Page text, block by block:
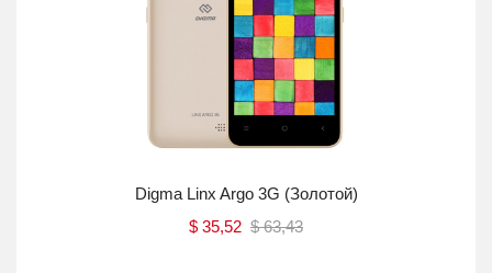
Digma Linx Argo 3G (золотой)
$ 35,52 $ 63,43